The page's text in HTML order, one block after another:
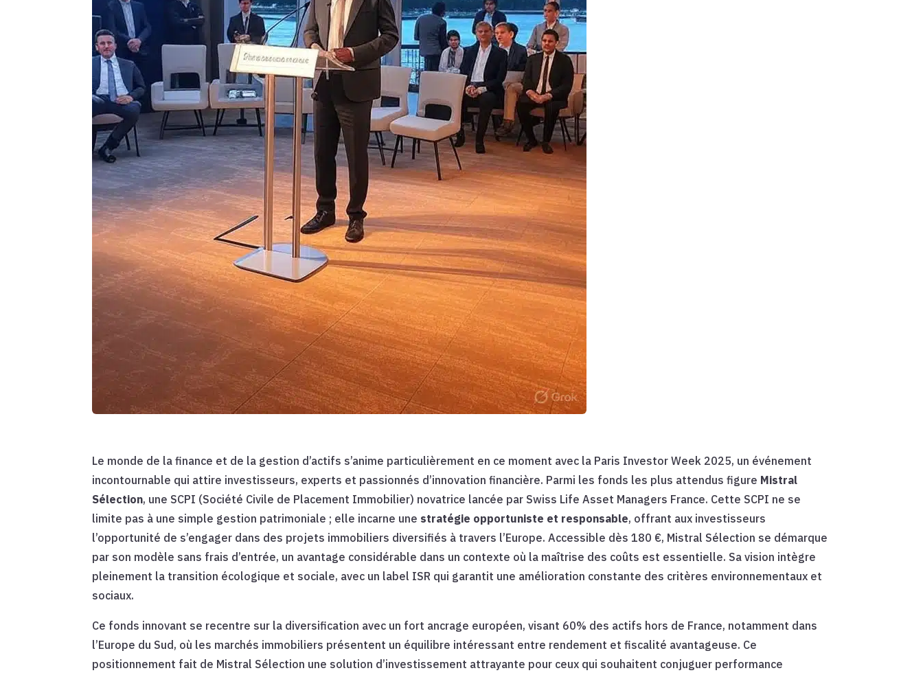
Le monde de la finance et de la gestion d’actifs s’anime particulièrement en ce moment avec la Paris Investor Week 2025, un événement
incontournable qui attire investisseurs, experts et passionnés d’innovation financière. Parmi les fonds les plus attendus figure Mistral
Sélection, une SCPI (Société Civile de Placement Immobilier) novatrice lancée par Swiss Life Asset Managers France. Cette SCPI ne se
limite pas à une simple gestion patrimoniale ; elle incarne une stratégie opportuniste et responsable, offrant aux investisseurs
l’opportunité de s’engager dans des projets immobiliers diversifiés à travers l’Europe. Accessible dès 180 €, Mistral Sélection se démarque
par son modèle sans frais d’entrée, un avantage considérable dans un contexte où la maîtrise des coûts est essentielle. Sa vision intègre
pleinement la transition écologique et sociale, avec un label ISR qui garantit une amélioration constante des critères environnementaux et
sociaux.
Ce fonds innovant se recentre sur la diversification avec un fort ancrage européen, visant 60% des actifs hors de France, notamment dans
l’Europe du Sud, où les marchés immobiliers présentent un équilibre intéressant entre rendement et fiscalité avantageuse. Ce
positionnement fait de Mistral Sélection une solution d’investissement attrayante pour ceux qui souhaitent conjuguer performance